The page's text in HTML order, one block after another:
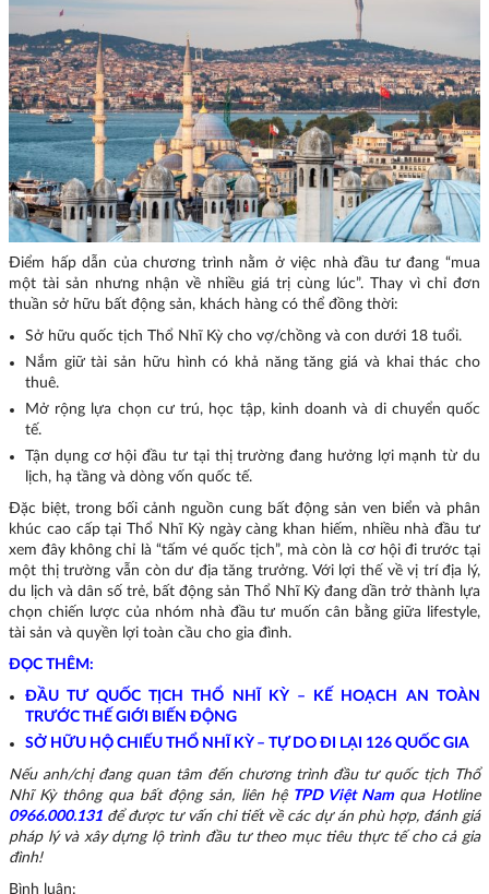
Điểm hấp dẫn của chương trình nằm ở việc nhà đầu tư đang “mua
một tài sản nhưng nhận về nhiều giá trị cùng lúc”. Thay vì chỉ đơn
thuần sở hữu bất động sản, khách hàng có thể đồng thời:
Sở hữu quốc tịch Thổ Nhĩ Kỳ cho vợ/chồng và con dưới 18 tuổi.
Nắm giữ tài sản hữu hình có khả năng tăng giá và khai thác cho
thuê.
Mở rộng lựa chọn cư trú, học tập, kinh doanh và di chuyển quốc
tế.
Tận dụng cơ hội đầu tư tại thị trường đang hưởng lợi mạnh từ du
lịch, hạ tầng và dòng vốn quốc tế.
Đặc biệt, trong bối cảnh nguồn cung bất động sản ven biển và phân
khúc cao cấp tại Thổ Nhĩ Kỳ ngày càng khan hiếm, nhiều nhà đầu tư
xem đây không chỉ là “tấm vé quốc tịch”, mà còn là cơ hội đi trước tại
một thị trường vẫn còn dư địa tăng trưởng. Với lợi thế về vị trí địa lý,
du lịch và dân số trẻ, bất động sản Thổ Nhĩ Kỳ đang dần trở thành lựa
chọn chiến lược của nhóm nhà đầu tư muốn cân bằng giữa lifestyle,
tài sản và quyền lợi toàn cầu cho gia đình.
ĐỌC THÊM:
ĐẦU TƯ QUỐC TỊCH THỔ NHĨ KỲ – KẾ HOẠCH AN TOÀN
TRƯỚC THẾ GIỚI BIẾN ĐỘNG
SỞ HỮU HỘ CHIẾU THỔ NHĨ KỲ – TỰ DO ĐI LẠI 126 QUỐC GIA
Nếu anh/chị đang quan tâm đến chương trình đầu tư quốc tịch Thổ
Nhĩ Kỳ thông qua bất động sản, liên hệTPD Việt Nam qua Hotline
0966.000.131 để được tư vấn chi tiết về các dự án phù hợp, đánh giá
pháp lý và xây dựng lộ trình đầu tư theo mục tiêu thực tế cho cả gia
đình!
Bình luận: